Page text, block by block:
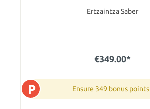
Ertzaintza Saber
€349.00*
P Ensure 349 bonus points